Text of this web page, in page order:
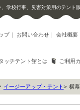
学校行事、災害対策用のテント
プ｜ お問い合わせ ｜ 会社概要
ッチテント館とは ご利用
イージーアップ・テント> 横幕